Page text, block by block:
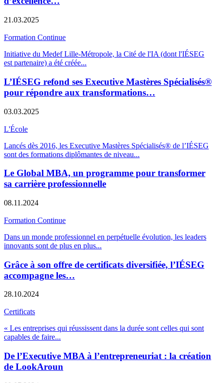
21.03.2025
Formation Continue
Initiative du Medef Lille-Métropole, la Cité de l'IA (dont l'IÉSEG
est partenaire) a été créée...
L’IÉSEG refond ses Executive Mastères Spécialisés®
pour répondre aux transformations…
03.03.2025
L'École
Lancés dès 2016, les Executive Mastères Spécialisés® de l’IÉSEG
sont des formations diplômantes de niveau...
Le Global MBA, un programme pour transformer
sa carrière professionnelle
08.11.2024
Formation Continue
Dans un monde professionnel en perpétuelle évolution, les leaders
innovants sont de plus en plus...
Grâce à son offre de certificats diversifiée, l’IÉSEG
accompagne les…
28.10.2024
Certificats
« Les entreprises qui réussissent dans la durée sont celles qui sont
capables de faire...
De l’Executive MBA à l’entrepreneuriat : la création
de LookAroun